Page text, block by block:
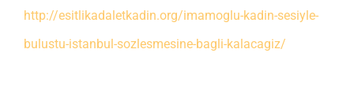
http://esitlikadaletkadin.org/imamoglu-kadin-sesiyle-
bulustu-istanbul-sozlesmesine-bagli-kalacagiz/